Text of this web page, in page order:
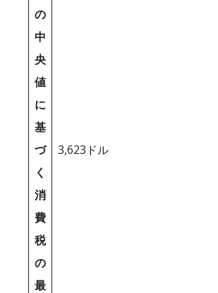
の
中
央
値
に
基
づ
く
消
費
税
の
最
3,623ドル